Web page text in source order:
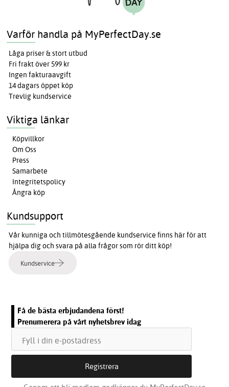
Varför handla på MyPerfectDay.se
Låga priser & stort utbud
Fri frakt över 599 kr
Ingen fakturaavgift
14 dagars öppet köp
Trevlig kundservice
Viktiga länkar
Köpvillkor
Om Oss
Press
Samarbete
Integritetspolicy
Ångra köp
Kundsupport
Vår kunniga och tillmötesgående kundservice finns här för att
hjälpa dig och svara på alla frågor som rör ditt köp!
Kundservice
Få de bästa erbjudandena först!
Prenumerera på vårt nyhetsbrev idag